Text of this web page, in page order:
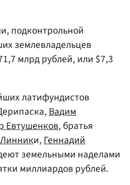
подконтрольной
землевладельцев
млрд рублей, или $7,3
латифундистов
Вадим
Евтушенков, братья
и,Геннадий
земельными наделами
миллиардов рублей.